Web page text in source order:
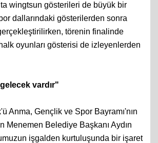
wingtsun gösterileri de büyük bir
dallarındaki gösterilerden sonra
törenin finalinde
oyunları gösterisi de izleyenlerden
vardır"
Anma, Gençlik ve Spor Bayramı'nın
Menemen Belediye Başkanı Aydın
işgalden kurtuluşunda bir işaret